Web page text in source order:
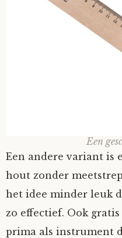
Een
Een andere variant is
hout zonder
het idee minder leuk
zo effectief. Ook
prima als instrument